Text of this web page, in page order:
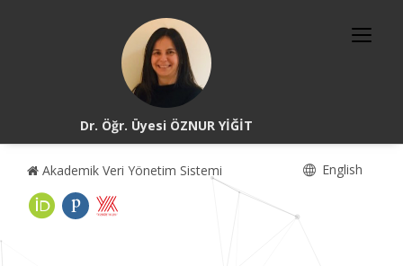
Dr. Öğr. Üyesi ÖZNUR YİĞİT
Akademik Veri Yönetim Sistemi English